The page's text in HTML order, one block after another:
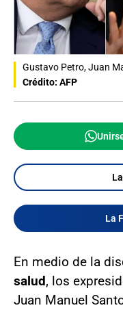
Gustavo Petro, Juan
Crédito: AFP
La
En medio de la
salud, los
Juan Manuel